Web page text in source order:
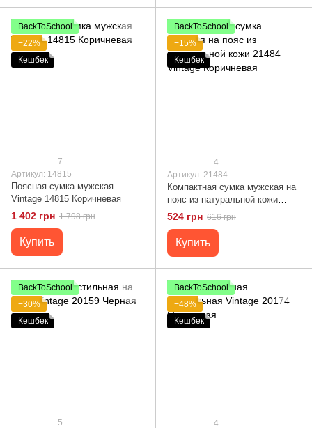
BackToSchool
−22%
Кешбек
7
Артикул: 14815
Поясная cумка мужская
Vintage 14815 Коричневая
1 402 грн 1 798 грн
Купить
BackToSchool
−15%
Кешбек
4
Артикул: 21484
Компактная сумка мужская на
пояс из натуральной кожи
21484 Vintage Коричневая
524 грн 616 грн
Купить
BackToSchool
−30%
Кешбек
5
BackToSchool
−48%
Кешбек
4